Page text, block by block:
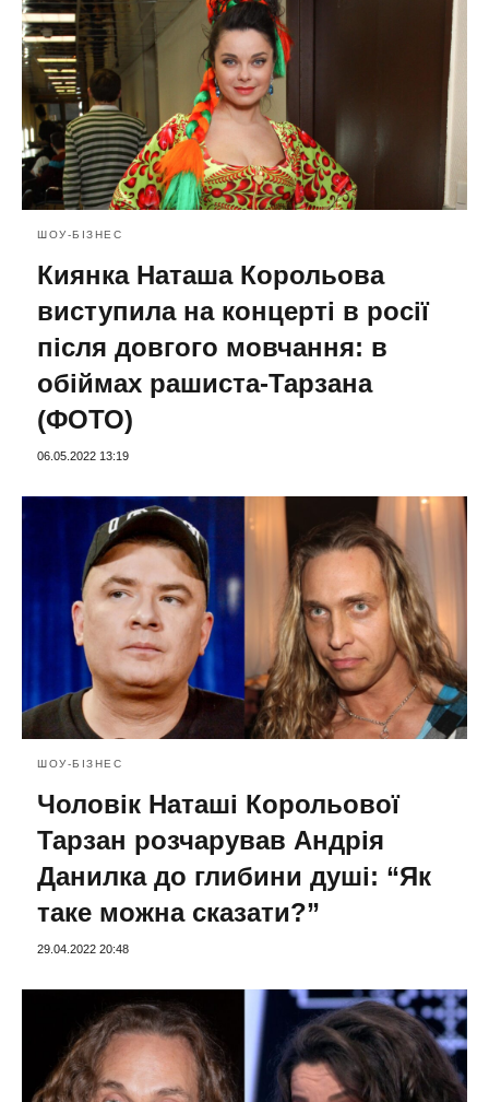
ШОУ-БІЗНЕС
Киянка Наташа Корольова
виступила на концерті в росії
після довгого мовчання: в
обіймах рашиста-Тарзана
(ФОТО)
06.05.2022 13:19
ШОУ-БІЗНЕС
Чоловік Наташі Корольової
Тарзан розчарував Андрія
Данилка до глибини душі: “Як
таке можна сказати?”
29.04.2022 20:48